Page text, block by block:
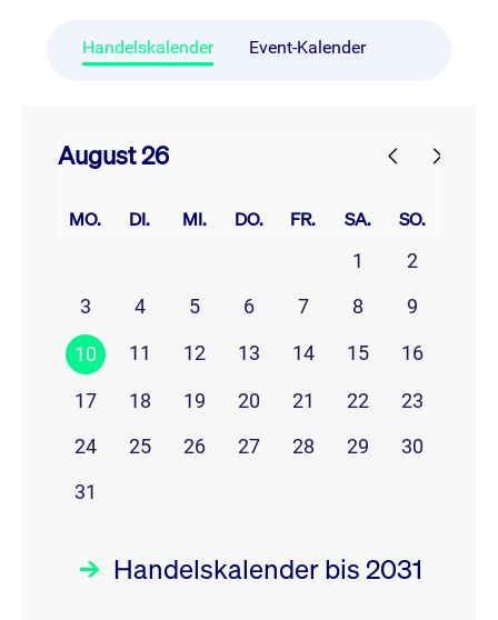
Handelskalender Event-Kalender
August 26
MO. DI. MI. DO. FR. SA. SO.
1
2
3
4 5 6 7 8 9
10 11 12 13 14 15 16
17 18 19 20 21 22
23
24
25 26 27 28 29
30
31
Handelskalender bis 2031